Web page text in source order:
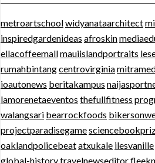
metroartschoolwidyanataarchitect
inspiredgardenideas afroskin
ellacoffeemallmauiislandportraits
rumahbintangcentrovirginia
ioautonews beritakampus
lamorenetaeventos thefullfitness
walangsari bearrockfoods
projectparadisegame
oaklandpolicebeatatxukale ilesvanille
global-historytravelnewseditor